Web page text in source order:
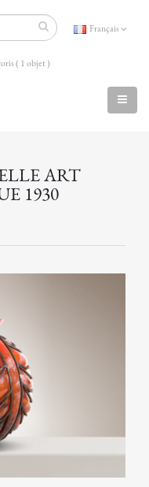
Français
( 1 objet )
ART
1930